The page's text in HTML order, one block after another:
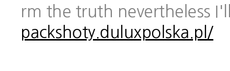
rm the truth nevertheless
packshoty.duluxpolska.pl/